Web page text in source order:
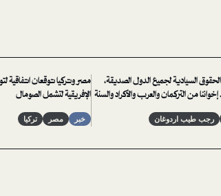
السيادية لجميع الدول الصديقة،
من التركمان والعرب والأكراد والسنة
رجب طيب اردوغان
مصر وتركيا توقعان اتفاقية
الإفريقية لتشمل الصومال
خبر مصر تركيا